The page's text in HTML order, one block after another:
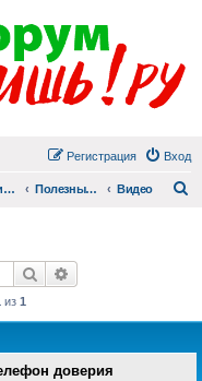
Вход
Регистрация
Практический раздел Полезные материалы Видео
Поиск
из 1
доверия